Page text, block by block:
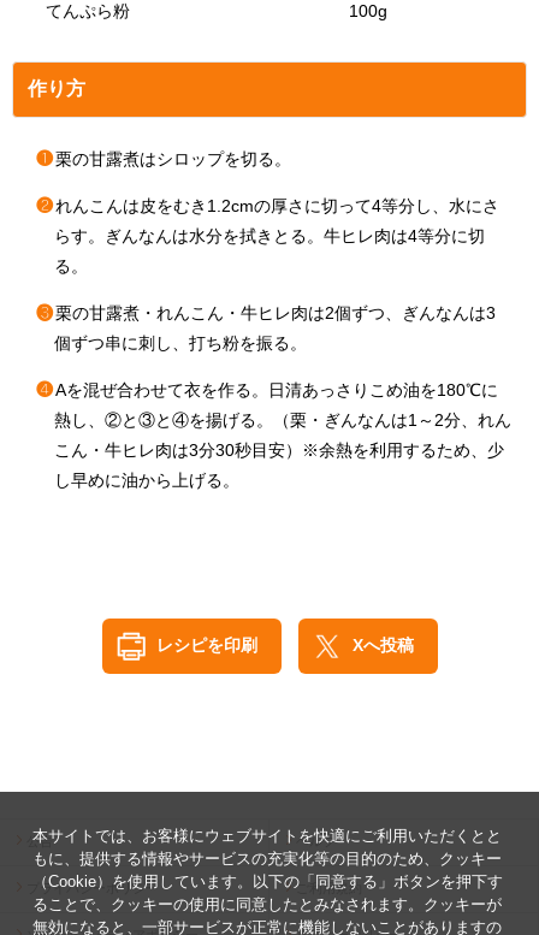
てんぷら粉 100g
作り方
❶栗の甘露煮はシロップを切る。
❷れんこんは皮をむき1.2cmの厚さに切って4等分し、水にさ
らす。ぎんなんは水分を拭きとる。牛ヒレ肉は4等分に切
る。
❸栗の甘露煮・れんこん・牛ヒレ肉は2個ずつ、ぎんなんは3
個ずつ串に刺し、打ち粉を振る。
❹Aを混ぜ合わせて衣を作る。日清あっさりこめ油を180℃に
熱し、②と③と④を揚げる。（栗・ぎんなんは1～2分、れん
こん・牛ヒレ肉は3分30秒目安）※余熱を利用するため、少
し早めに油から上げる。
レシピを印刷 Xへ投稿
公告 ヘルプ
プライバシーポリシー ご利用規約
本サイトでは、お客様にウェブサイトを快適にご利用いただくとと
もに、提供する情報やサービスの充実化等の目的のため、クッキー
（Cookie）を使用しています。以下の「同意する」ボタンを押下す
ることで、クッキーの使用に同意したとみなされます。クッキーが
無効になると、一部サービスが正常に機能しないことがありますの